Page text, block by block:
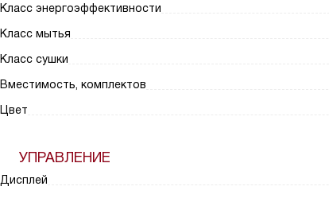
Класс энергоэффективности
Класс мытья
Класс сушки
Вместимость, комплектов
Цвет
УПРАВЛЕНИЕ
Дисплей